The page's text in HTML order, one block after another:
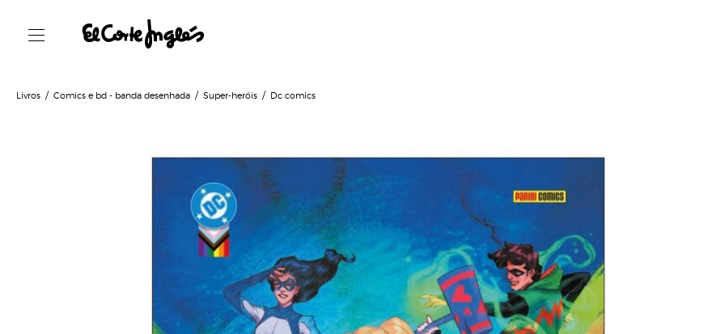
Livros Comics e bd - banda desenhada Super-heróis Dc comics